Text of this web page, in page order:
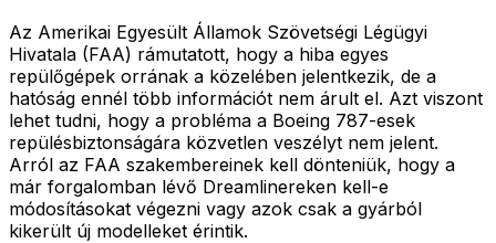
Az Amerikai Egyesült Államok Szövetségi Légügyi
Hivatala (FAA) rámutatott, hogy a hiba egyes
repülőgépek orrának a közelében jelentkezik, de a
hatóság ennél több információt nem árult el. Azt viszont
lehet tudni, hogy a probléma a Boeing 787-esek
repülésbiztonságára közvetlen veszélyt nem jelent.
Arról az FAA szakembereinek kell dönteniük, hogy a
már forgalomban lévő Dreamlinereken kell-e
módosításokat végezni vagy azok csak a gyárból
kikerült új modelleket érintik.